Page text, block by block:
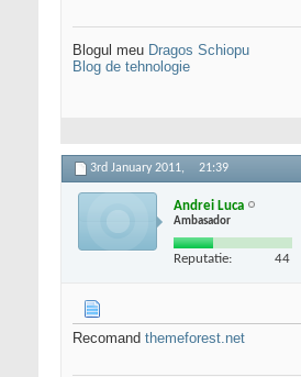
Blogul meu Dragos Schiopu
Blog de tehnologie
3rd January 2011, 21:39
Andrei Luca
Ambasador
Reputatie: 44
Recomand themeforest.net